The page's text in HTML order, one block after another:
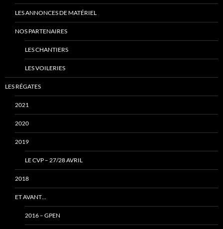
LES ANNONCES DE MATÉRIEL
NOS PARTENAIRES
LES CHANTIERS
LES VOILERIES
LES RÉGATES
2021
2020
2019
LE CVP – 27/28 AVRIL
2018
ET AVANT…
2016 – GPEN